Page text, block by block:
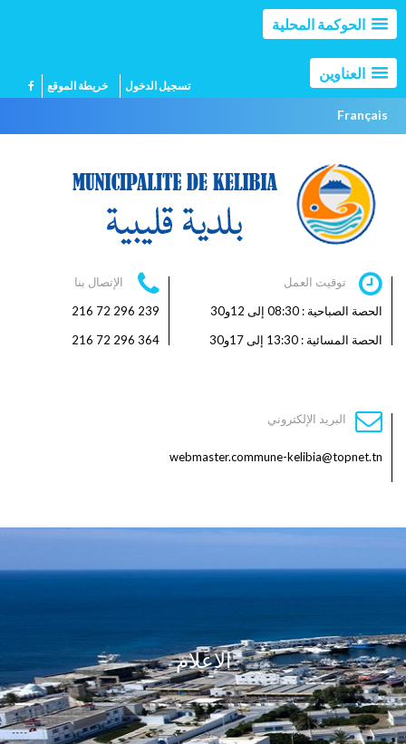
الحوكمة المحلية
العناوين
Français
تسجيل الدخول خريطة الموقع
توقيت العمل
الحصة الصباحية : 08:30 إلى 12و30
الحصة المسائية : 13:30 إلى 17و30
الإتصال بنا
239 296 72 216
364 296 72 216
البريد الإلكتروني
webmaster.commune-kelibia@topnet.tn
الإعلام